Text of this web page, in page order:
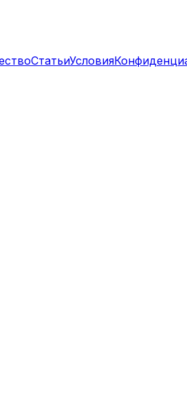
СтатьиУсловия